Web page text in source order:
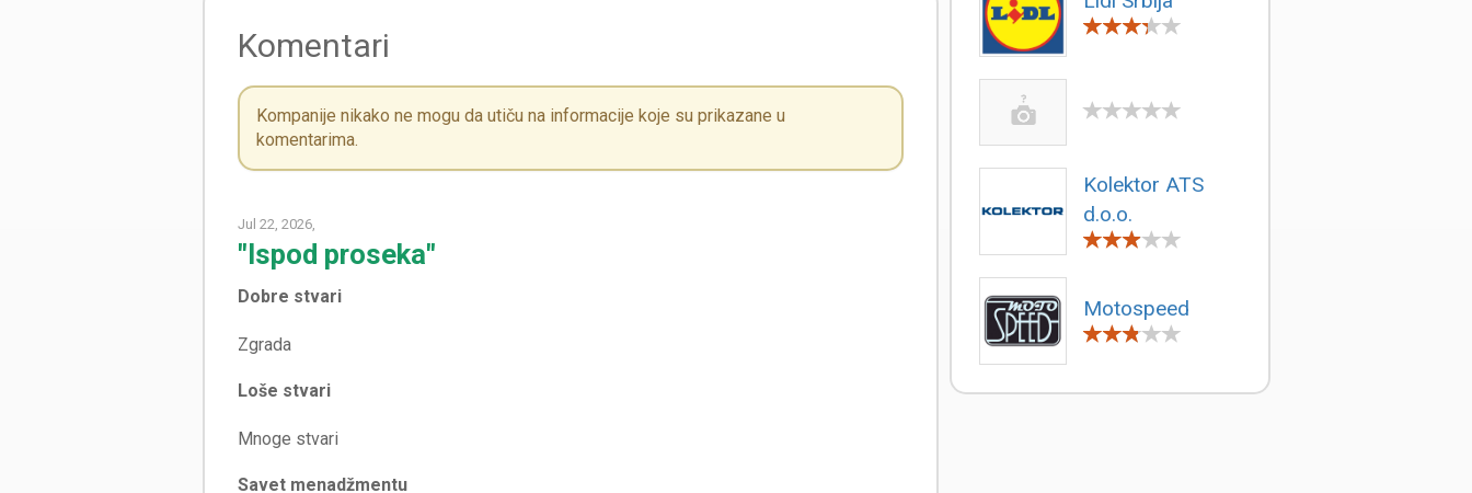
Komentari
Kompanije nikako ne mogu da utiču na informacije koje su prikazane u
komentarima.
Jul 22, 2026,
"Ispod proseka"
Dobre stvari
Zgrada
Loše stvari
Savet menadžmentu
Kolektor ATS
d.o.o.
Motospeed